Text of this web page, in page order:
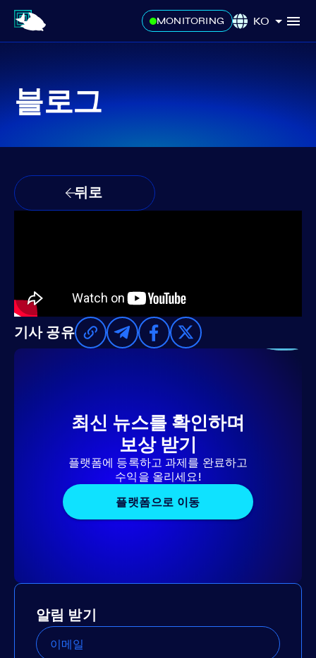
MONITORING KO
블로그
뒤로
기사 공유
최신 뉴스를 확인하며
보상 받기
플랫폼에 등록하고 과제를 완료하고
수익을 올리세요!
플랫폼으로 이동
알림 받기